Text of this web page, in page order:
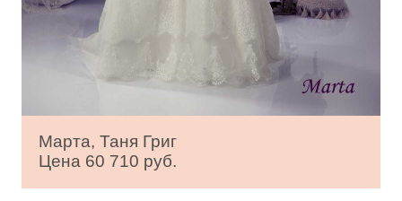
Марта, Таня Григ
Цена 60 710 руб.